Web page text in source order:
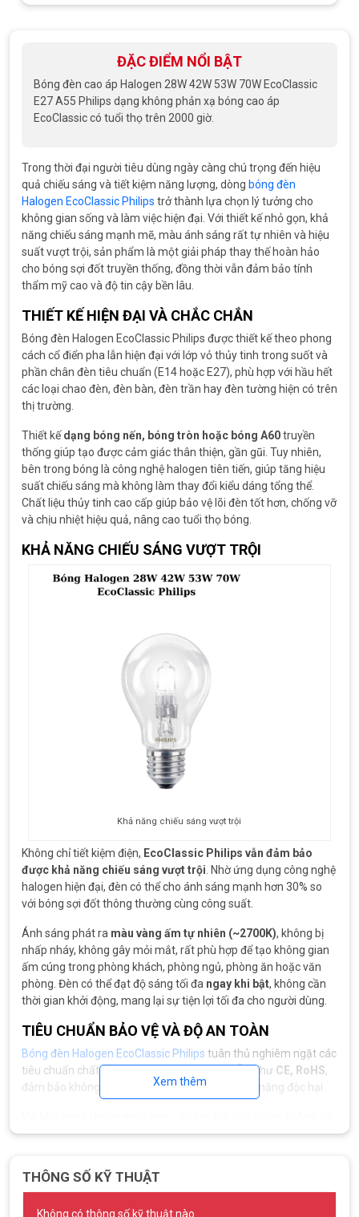
ĐẶC ĐIỂM NỔI BẬT
Bóng đèn cao áp Halogen 28W 42W 53W 70W EcoClassic
E27 A55 Philips dạng không phản xạ bóng cao áp
EcoClassic có tuổi thọ trên 2000 giờ.
Trong thời đại người tiêu dùng ngày càng chú trọng đến hiệu
quả chiếu sáng và tiết kiệm năng lượng, dòng bóng đèn
Halogen EcoClassic Philips trở thành lựa chọn lý tưởng cho
không gian sống và làm việc hiện đại. Với thiết kế nhỏ gọn, khả
năng chiếu sáng mạnh mẽ, màu ánh sáng rất tự nhiên và hiệu
suất vượt trội, sản phẩm là một giải pháp thay thế hoàn hảo
cho bóng sợi đốt truyền thống, đồng thời vẫn đảm bảo tính
thẩm mỹ cao và độ tin cậy bền lâu.
THIẾT KẾ HIỆN ĐẠI VÀ CHẮC CHẮN
Bóng đèn Halogen EcoClassic Philips được thiết kế theo phong
cách cổ điển pha lẫn hiện đại với lớp vỏ thủy tinh trong suốt và
phần chân đèn tiêu chuẩn (E14 hoặc E27), phù hợp với hầu hết
các loại chao đèn, đèn bàn, đèn trần hay đèn tường hiện có trên
thị trường.
Thiết kếdạng bóng nến, bóng tròn hoặc bóng A60truyền
thống giúp tạo được cảm giác thân thiện, gần gũi. Tuy nhiên,
bên trong bóng là công nghệ halogen tiên tiến, giúp tăng hiệu
suất chiếu sáng mà không làm thay đổi kiểu dáng tổng thể.
Chất liệu thủy tinh cao cấp giúp bảo vệ lõi đèn tốt hơn, chống vỡ
và chịu nhiệt hiệu quả, nâng cao tuổi thọ bóng.
KHẢ NĂNG CHIẾU SÁNG VƯỢT TRỘI
Khả năng chiếu sáng vượt trội
Không chỉ tiết kiệm điện, EcoClassic Philips vẫn đảm bảo
được khả năng chiếu sáng vượt trội . Nhờ ứng dụng công nghệ
halogen hiện đại, đèn có thể cho ánh sáng mạnh hơn 30% so
với bóng sợi đốt thông thường cùng công suất.
Ánh sáng phát ra màu vàng ấm tự nhiên (~2700K), không bị
nhấp nháy, không gây mỏi mắt, rất phù hợp để tạo không gian
ấm cúng trong phòng khách, phòng ngủ, phòng ăn hoặc văn
phòng. Đèn có thể đạt độ sáng tối đa ngay khi bật, không cần
thời gian khởi động, mang lại sự tiện lợi tối đa cho người dùng.
TIÊU CHUẨN BẢO VỆ VÀ ĐỘ AN TOÀN
Bóng đèn Halogen EcoClassic Philips tuân thủ nghiêm ngặt các
tiêu chuẩn chất lượng và an toàn của châu Âu như CE, RoHS,
đảm bảo không chứa thủy ngân và các kim loại nặng độc hại.
bị vỡ dưới tác động nhiệt như các dòng đèn thông thường.
được an toàn khi có sự cố về điện áp hoặc quá nhiệt.
bảo vệ da và không làm bạc màu đồ vật nội thất trong không
Xem thêm
THÔNG SỐ KỸ THUẬT
Không có thông số kỹ thuật nào